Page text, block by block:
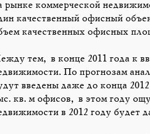
рынке коммерческой
качественный офисный
качественных офисных
тем, в конце 2011 года к
По прогнозам
введены даже до конца
кв. м офисов, в этом году
в 2012 году будет